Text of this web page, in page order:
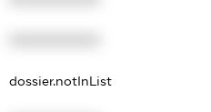
dossier.notInList